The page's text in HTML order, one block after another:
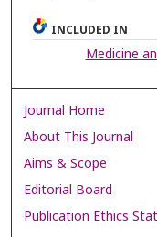
INCLUDED IN
Medicine
Journal Home
About This Journal
Aims & Scope
Editorial Board
Publication Ethics